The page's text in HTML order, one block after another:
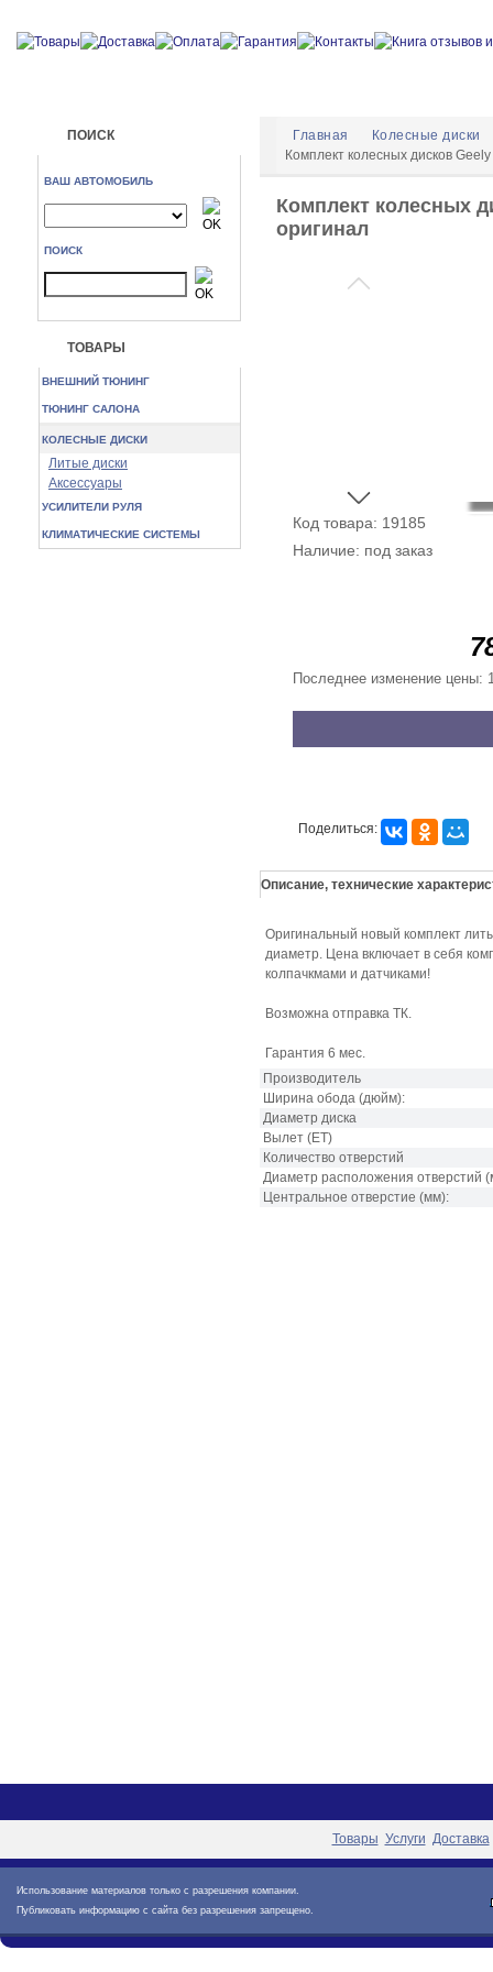
ПОИСК
ВАШ АВТОМОБИЛЬ
ПОИСК
ТОВАРЫ
ВНЕШНИЙ ТЮНИНГ
ТЮНИНГ САЛОНА
КОЛЕСНЫЕ ДИСКИ
Литые диски
Аксессуары
УСИЛИТЕЛИ РУЛЯ
КЛИМАТИЧЕСКИЕ СИСТЕМЫ
Главная
Колесные диски
Комплект колесных дисков
Комплект колесных
оригинал
Код товара: 19185
Наличие: под заказ
Последнее изменение цены:
Поделиться:
Описание, технические
Оригинальный новый комплeкт
диамeтр. Цена включает в себя
колпачкмами и датчиками!
Возможна отправка ТК.
Гарантия 6 мес.
Производитель
Ширина обода (дюйм):
Диаметр диска
Вылет (ET)
Количество отверстий
Диаметр расположения отверстий
Центральное отверстие (мм):
Товары Услуги Доставка
Использование материалов только с разрешения компании.
Публиковать информацию с сайта без разрешения запрещено.